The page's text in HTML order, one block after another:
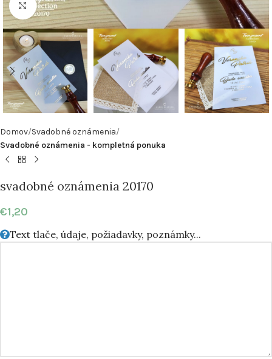
Klikni pre zväčšenie
Domov Svadobné oznámenia
Svadobné oznámenia - kompletná ponuka
svadobné oznámenia 20170
€1,20
Text tlače, údaje, požiadavky, poznámky...